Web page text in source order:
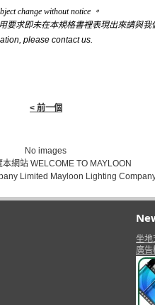
change without notice 。
要求即未在本規格書裡表現出來請與我
please contact us.
< 前一個
No images
網站 WELCOME TO MAYLOON
Limited Mayloon Lighting
坐地
廣告